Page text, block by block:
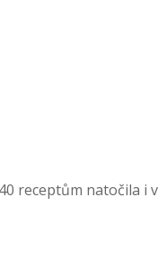
receptům natočila i